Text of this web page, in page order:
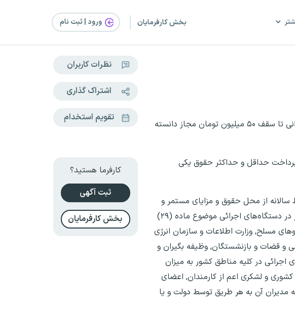
بخش کارفرمایان ورود | ثبت‌ نام
دولت در لایحه بودجه سال آینده پرداخت متوسط حقوق به همه کارکنان و بازنشستگان را تحت هر عنوانی تا سقف ۵۰ میلیون تومان مجاز دانسته
کرد. پرداخت حداقل و حداکثر حقوق یکی
خالص پرداختی متوسط سالانه از محل حقوق و مزایای مستمر و
غیرمستمر و سایر پرداختی‌ها از هر محل و تحت هر عنوان در سال ۱۴۰۲ به گروه‌های مختلف حقوق‌بگیر در دستگاه‌های اجرائی موضوع ماده (۲۹)
مسلح, وزارت اطلاعات و سازمان انرژی
و قضات و بازنشستگان, وظیفه بگیران و
در کلیه مناطق کشور به میزان
و لشکری اعم از کارمندان, اعضای
آن به هر طریق توسط دولت و یا
نظرات کاربران
اشتراک گذاری
تقویم استخدام
کارفرما هستید؟
ثبت آگهی
بخش کارفرمایان